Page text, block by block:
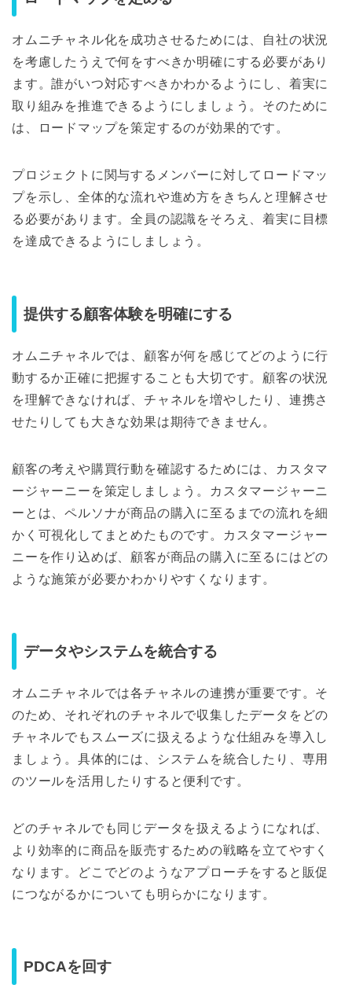
オムニチャネル化を成功させるためには、自社の状況
を考慮したうえで何をすべきか明確にする必要があり
ます。誰がいつ対応すべきかわかるようにし、着実に
取り組みを推進できるようにしましょう。そのために
は、ロードマップを策定するのが効果的です。
プロジェクトに関与するメンバーに対してロードマッ
プを示し、全体的な流れや進め方をきちんと理解させ
る必要があります。全員の認識をそろえ、着実に目標
を達成できるようにしましょう。
提供する顧客体験を明確にする
オムニチャネルでは、顧客が何を感じてどのように行
動するか正確に把握することも大切です。顧客の状況
を理解できなければ、チャネルを増やしたり、連携さ
せたりしても大きな効果は期待できません。
顧客の考えや購買行動を確認するためには、カスタマ
ージャーニーを策定しましょう。カスタマージャーニ
ーとは、ペルソナが商品の購入に至るまでの流れを細
かく可視化してまとめたものです。カスタマージャー
ニーを作り込めば、顧客が商品の購入に至るにはどの
ような施策が必要かわかりやすくなります。
データやシステムを統合する
オムニチャネルでは各チャネルの連携が重要です。そ
のため、それぞれのチャネルで収集したデータをどの
チャネルでもスムーズに扱えるような仕組みを導入し
ましょう。具体的には、システムを統合したり、専用
のツールを活用したりすると便利です。
どのチャネルでも同じデータを扱えるようになれば、
より効率的に商品を販売するための戦略を立てやすく
なります。どこでどのようなアプローチをすると販促
につながるかについても明らかになります。
PDCAを回す